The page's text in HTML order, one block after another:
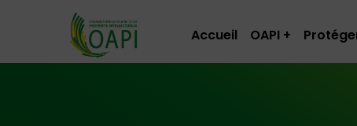
Accueil OAPI